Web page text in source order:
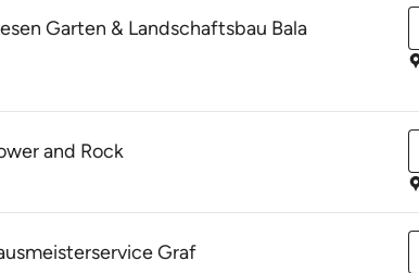
Garten & Landschaftsbau Bala
and Rock
Graf